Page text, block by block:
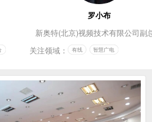
罗小布
新奥特(北京)视频技术有限公司副
关注领域：
有线 智慧广电